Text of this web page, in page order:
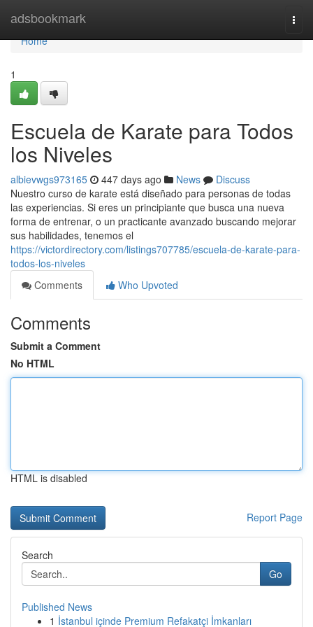
adsbookmark
Home
Home
1
Escuela de Karate para Todos
los Niveles
albievwgs973165 447 days ago News
Discuss
Nuestro curso de karate está diseñado para personas de todas
las experiencias. Si eres un principiante que busca una nueva
forma de entrenar, o un practicante avanzado buscando mejorar
sus habilidades, tenemos el
https://victordirectory.com/listings707785/escuela-de-karate-para-
todos-los-niveles
Comments
Who Upvoted
Comments
Submit a Comment
No HTML
HTML is disabled
Report Page
Search
Go
Published News
1 İstanbul içinde Premium Refakatçi İmkanları